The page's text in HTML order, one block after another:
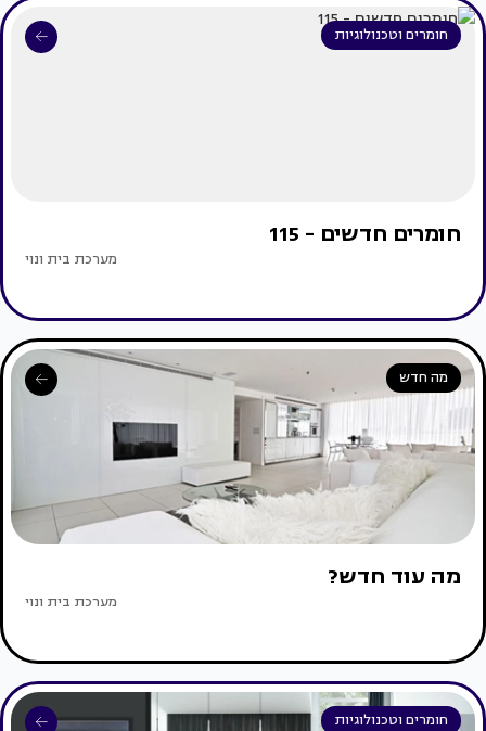
חומרים וטכנולוגיות
חומרים חדשים - 115
מערכת בית ונוי
מה חדש
מה עוד חדש?
מערכת בית ונוי
חומרים וטכנולוגיות